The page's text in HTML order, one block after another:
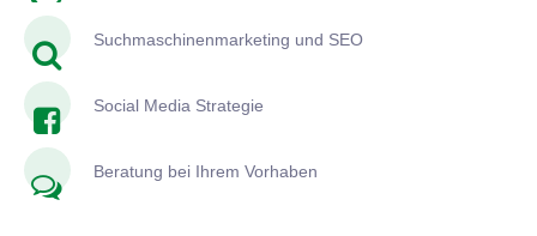
Suchmaschinenmarketing und SEO
Social Media Strategie
Beratung bei Ihrem Vorhaben